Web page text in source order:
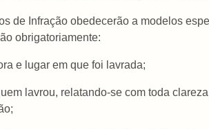
de Infração obedecerão a modelos
obrigatoriamente:
e lugar em que foi lavrada;
lavrou, relatando-se com toda